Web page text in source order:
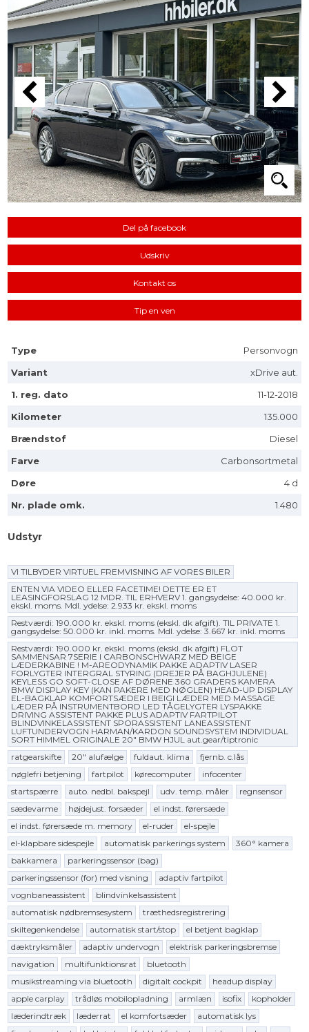
Del på facebook
Udskriv
Kontakt os
Tip en ven
Type
Personvogn
Variant
xDrive aut.
1. reg. dato
11-12-2018
Kilometer
135.000
Brændstof
Diesel
Farve
Carbonsortmetal
Døre
4 d
Nr. plade omk.
1.480
Udstyr
VI TILBYDER VIRTUEL FREMVISNING AF VORES BILER
ENTEN VIA VIDEO ELLER FACETIME! DETTE ER ET
LEASINGFORSLAG 12 MDR. TIL ERHVERV 1. gangsydelse: 40.000 kr.
ekskl. moms. Mdl. ydelse: 2.933 kr. ekskl. moms
Restværdi: 190.000 kr. ekskl. moms (ekskl. dk afgift). TIL PRIVATE 1.
gangsydelse: 50.000 kr. inkl. moms. Mdl. ydelse: 3.667 kr. inkl. moms
Restværdi: 190.000 kr. ekskl. moms (ekskl. dk afgift) FLOT
SAMMENSAR 7SERIE I CARBONSCHWARZ MED BEIGE
LÆDERKABINE ! M-AREODYNAMIK PAKKE ADAPTIV LASER
FORLYGTER INTERGRAL STYRING (DREJER PÅ BAGHJULENE)
KEYLESS GO SOFT-CLOSE AF DØRENE 360 GRADERS KAMERA
BMW DISPLAY KEY (KAN PAKERE MED NØGLEN) HEAD-UP DISPLAY
EL-BAGKLAP KOMFORTSÆDER I BEIGI LÆDER MED MASSAGE
LÆDER PÅ INSTRUMENTBORD LED TÅGELYGTER LYSPAKKE
DRIVING ASSISTENT PAKKE PLUS ADAPTIV FARTPILOT
BLINDVINKELASSISTENT SPORASSISTENT LANEASSISTENT
LUFTUNDERVOGN HARMAN/KARDON SOUNDSYSTEM INDIVIDUAL
SORT HIMMEL ORIGINALE 20" BMW HJUL aut.gear/tiptronic
ratgearskifte
20" alufælge fuldaut. klima
fjernb. c.lås
nøglefri betjening
fartpilot kørecomputer
infocenter
startspærre
auto. nedbl. bakspejl udv. temp. måler
regnsensor
sædevarme
højdejust. forsæder
el indst. førersæde
el indst. førersæde m. memory
el-ruder
el-spejle
el-klapbare sidespejle
automatisk parkerings system
360° kamera
bakkamera
parkeringssensor (bag)
parkeringssensor (for) med visning
adaptiv fartpilot
vognbaneassistent
blindvinkelsassistent
automatisk nødbremsesystem
træthedsregistrering
skiltegenkendelse
automatisk start/stop
el betjent bagklap
dæktryksmåler
adaptiv undervogn
elektrisk parkeringsbremse
navigation
multifunktionsrat
bluetooth
musikstreaming via bluetooth
digitalt cockpit
headup display
apple carplay
trådløs mobilopladning armlæn isofix
kopholder
læderindtræk
læderrat el komfortsæder
automatisk lys